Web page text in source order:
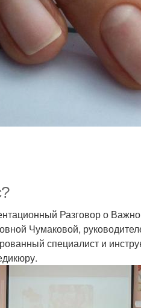
Разговор о
Чумаковой,
специалист и